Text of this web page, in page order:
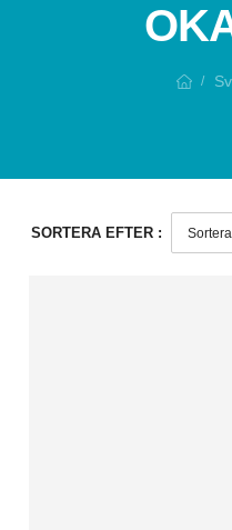
/
SORTERA EFTER :